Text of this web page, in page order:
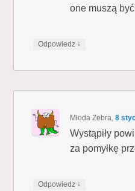
one muszą
Odpowiedz ↓
Młoda Zebra,8
Wystąpiły
za pomyłkę
Odpowiedz ↓